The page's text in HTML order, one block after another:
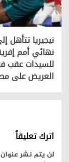
نيجيريا تتأهل
نهائي أمم
للسيدات عقب
العريض على
اترك تعليقاً
لن يتم نشر عنوان